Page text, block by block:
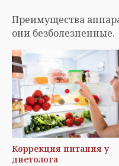
Преимущества
они безболезненные.
Коррекция питания у
диетолога